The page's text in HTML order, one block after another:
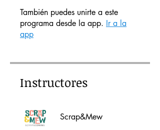
También puedes unirte a este
programa desde la app. Ir a la
app
Instructores
Scrap&Mew